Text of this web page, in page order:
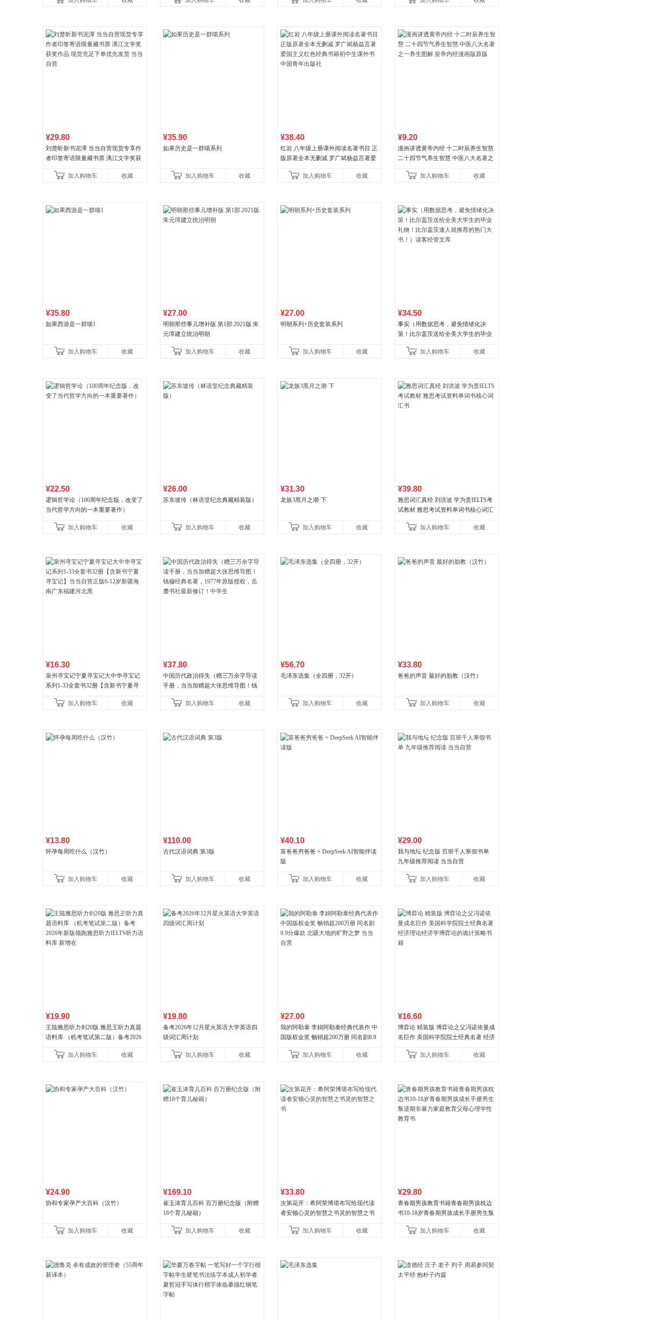
养好品质，发现快
比你听说的还要
¥29.80
刘楚昕新书泥潭 当当自营现货专享作
者印签寄语限量藏书票 漓江文学奖获
加入购物车 收藏
¥35.90
如果历史是一群喵系列
加入购物车 收藏
¥38.40
红岩 八年级上册课外阅读名著书目 正
版原著全本无删减 罗广斌杨益言著爱
国青年出版社加入购物车 收藏
¥9.20
漫画讲透黄帝内经 十二时辰养生智慧
二十四节气养生智慧 中医八大名著之
加入购物车
收藏
¥35.80
如果西游是一群喵1
加入购物车 收藏
¥27.00
明朝那些事儿增补版.第1部.2021版.朱
元璋建立统治明朝
加入购物车 收藏
¥27.00
明朝系列+历史套装系列
加入购物车 收藏
¥34.50
事实（用数据思考，避免情绪化决
策！比尔盖茨送给全美大学生的毕业
书！）读客经管文库
加入购物车 收藏
¥22.50
逻辑哲学论（100周年纪念版，改变了
当代哲学方向的一本重要著作）
加入购物车 收藏
¥26.00
苏东坡传（林语堂纪念典藏精装版）
加入购物车 收藏
¥31.30
龙族3黑月之潮·下
加入购物车 收藏
¥39.80
雅思词汇真经 刘洪波 学为贵IELTS考
试教材 雅思考试资料单词书核心词汇
加入购物车
收藏
¥16.30
泉州寻宝记宁夏寻宝记大中华寻宝记
系列1-33全套书32册【含新书宁夏寻
广东福建河北黑
加入购物车 收藏
¥37.80
中国历代政治得失（赠三万余字导读
手册，当当加赠超大张思维导图！钱
书社最新修订！中学生
加入购物车 收藏
¥56.70
毛泽东选集（全四册，32开）
加入购物车 收藏
¥33.80
爸爸的声音 最好的胎教（汉竹）
加入购物车 收藏
¥13.80
怀孕每周吃什么（汉竹）
加入购物车 收藏
¥110.00
古代汉语词典 第3版
加入购物车 收藏
¥40.10
富爸爸穷爸爸 × DeepSeek AI智能伴读
版
加入购物车 收藏
¥29.00
我与地坛 纪念版 百班千人寒假书单
九年级推荐阅读 当当自营
加入购物车 收藏
¥19.90
王陆雅思听力剑20版 雅思王听力真题
语料库 （机考笔试第二版）备考2026
新增在
加入购物车 收藏
¥19.80
备考2026年12月星火英语大学英语四
级词汇周计划
加入购物车 收藏
¥27.00
我的阿勒泰 李娟阿勒泰经典代表作 中
国版权金奖 畅销超200万册 同名剧8.9
加入购物车
收藏
¥16.60
博弈论 精装版 博弈论之父冯诺依曼成
名巨作 美国科学院院士经典名著 经济
加入购物车
收藏
¥24.90
协和专家孕产大百科（汉竹）
加入购物车 收藏
¥169.10
崔玉涛育儿百科 百万册纪念版（附赠
18个育儿秘籍）
加入购物车 收藏
¥33.80
次第花开：希阿荣博堪布写给现代读
者安顿心灵的智慧之书灵的智慧之书
加入购物车 收藏
¥29.80
青春期男孩教育书籍青春期男孩枕边
书10-18岁青春期男孩成长手册男生叛
育书
加入购物车 收藏